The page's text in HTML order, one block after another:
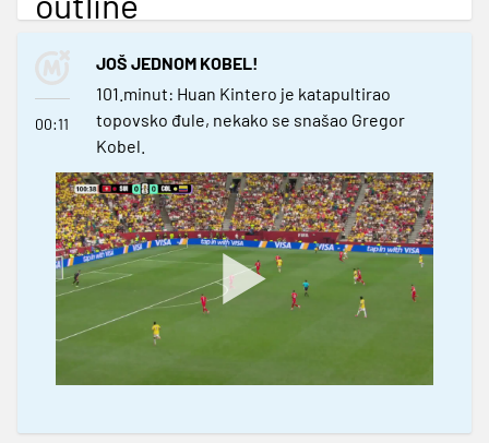
00:11
JOŠ JEDNOM KOBEL!
101.minut: Huan Kintero je katapultirao
topovsko đule, nekako se snašao Gregor
Kobel.